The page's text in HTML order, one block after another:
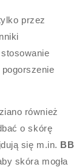
przez
pogorszenie
również
o skórę
się m.in. BB
skóra mogła